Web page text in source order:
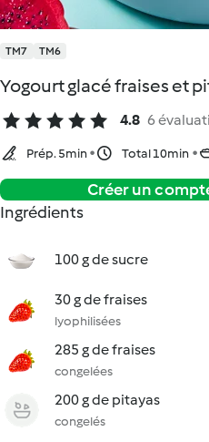
TM7 TM6
Yogourt glacé fraises et
4.8 6
Prép. 5min Total 10min
Créer un
Ingrédients
100 g de sucre
30 g de fraises
lyophilisées
285 g de fraises
congelées
200 g de pitayas
congelés